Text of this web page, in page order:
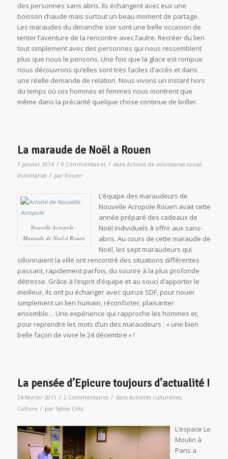
des personnes sans abris. Ils échangent avec eux une
boisson chaude mais surtout un beau moment de partage.
Les maraudes du dimanche soir sont une belle occasion de
tenter l’aventure de la rencontre avec l’autre. Recréer du lien
tout simplement avec des personnes qui nous ressemblent
plus que nous le pensons. Une fois que la glace est rompue
nous découvrons qu’elles sont très faciles d’accès et dans
une réelle demande de relation. Nous vivons un instant hors
du temps où ces hommes et femmes nous montrent que
même dans la précarité quelque chose continue de briller.
La maraude de Noël à Rouen
7 janvier 2014 / 0 Commentaires / dans Actions de volontariat social,
Volontariat / par Rouen
Nouvelle Acropole -
Maraude de Noel à Rouen
L’équipe des maraudeurs de
Nouvelle Acropole Rouen avait cette
année préparé des cadeaux de
Noël individuels à offrir aux sans-
abris. Au cours de cette maraude de
Noël, les sept maraudeurs qui
sillonnaient la ville ont rencontré des situations différentes
passant, rapidement parfois, du sourire à la plus profonde
détresse. Grâce à l’esprit d’équipe et au souci d’apporter le
meilleur, ils ont pu échanger avec quinze SDF, pour nouer
simplement un lien humain, réconforter, plaisanter
ensemble… Une expérience qui rapproche les hommes et,
pour reprendre les mots d’un des maraudeurs : « une bien
belle façon de vivre le 24 décembre » !
La pensée d’Epicure toujours d’actualité !
24 février 2011 / 2 Commentaires / dans Activités culturelles,
Culture / par Sylvie Cots
L’espace Le
Moulin à
Paris a